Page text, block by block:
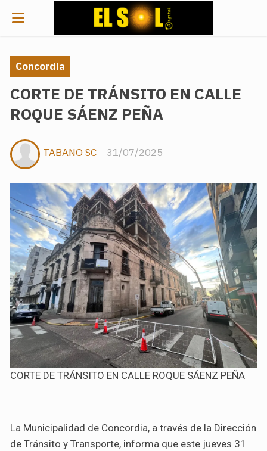
CORTE DE TRÁNSITO EN CALLE
ROQUE SÁENZ PEÑA
Concordia
31/07/2025
TABANO SC
CORTE DE TRÁNSITO EN CALLE ROQUE SÁENZ PEÑA
La Municipalidad de Concordia, a través de la Dirección
de Tránsito y Transporte, informa que este jueves 31